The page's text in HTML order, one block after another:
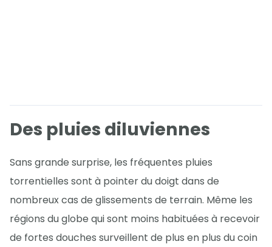
Des pluies diluviennes
Sans grande surprise, les fréquentes pluies
torrentielles sont à pointer du doigt dans de
nombreux cas de glissements de terrain. Même les
régions du globe qui sont moins habituées à recevoir
de fortes douches surveillent de plus en plus du coin